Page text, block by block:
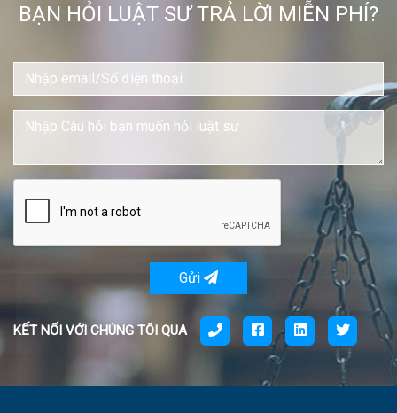
BẠN HỎI LUẬT SƯ TRẢ LỜI MIỄN PHÍ?
Gửi
KẾT NỐI VỚI CHÚNG TÔI QUA